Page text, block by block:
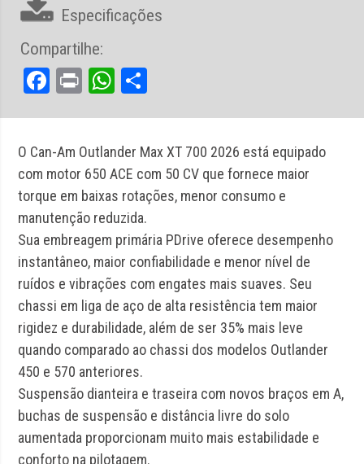
O Can-Am Outlander Max XT 700 2026 está equipado
com motor 650 ACE com 50 CV que fornece maior
torque em baixas rotações, menor consumo e
manutenção reduzida.
Sua embreagem primária PDrive oferece desempenho
instantâneo, maior confiabilidade e menor nível de
ruídos e vibrações com engates mais suaves. Seu
chassi em liga de aço de alta resistência tem maior
rigidez e durabilidade, além de ser 35% mais leve
quando comparado ao chassi dos modelos Outlander
450 e 570 anteriores.
Suspensão dianteira e traseira com novos braços em A,
buchas de suspensão e distância livre do solo
aumentada proporcionam muito mais estabilidade e
conforto na pilotagem.
Especificações
Compartilhe:
Facebook
PrintWhatsApp